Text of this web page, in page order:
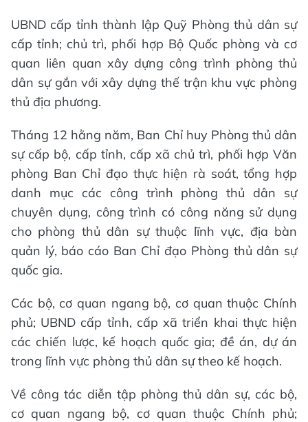
UBND cấp tỉnh thành lập Quỹ Phòng thủ dân sự
cấp tỉnh; chủ trì, phối hợp Bộ Quốc phòng và cơ
quan liên quan xây dựng công trình phòng thủ
dân sự gắn với xây dựng thế trận khu vực phòng
thủ địa phương.
Tháng 12 hằng năm, Ban Chỉ huy Phòng thủ dân
sự cấp bộ, cấp tỉnh, cấp xã chủ trì, phối hợp Văn
phòng Ban Chỉ đạo thực hiện rà soát, tổng hợp
danh mục các công trình phòng thủ dân sự
chuyên dụng, công trình có công năng sử dụng
cho phòng thủ dân sự thuộc lĩnh vực, địa bàn
quản lý, báo cáo Ban Chỉ đạo Phòng thủ dân sự
quốc gia.
Các bộ, cơ quan ngang bộ, cơ quan thuộc Chính
phủ; UBND cấp tỉnh, cấp xã triển khai thực hiện
các chiến lược, kế hoạch quốc gia; đề án, dự án
trong lĩnh vực phòng thủ dân sự theo kế hoạch.
Về công tác diễn tập phòng thủ dân sự, các bộ,
cơ quan ngang bộ, cơ quan thuộc Chính phủ;